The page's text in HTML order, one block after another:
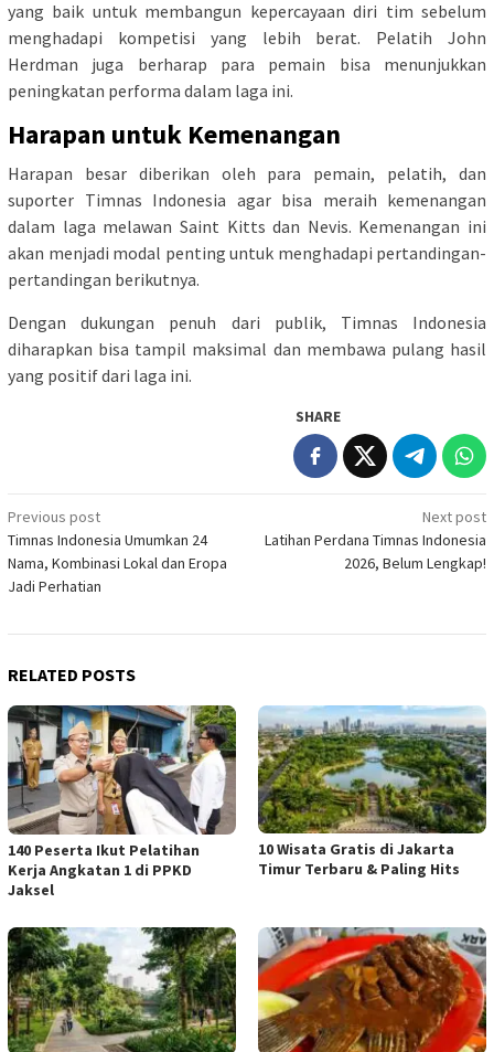
yang baik untuk membangun kepercayaan diri tim sebelum
menghadapi kompetisi yang lebih berat. Pelatih John
Herdman juga berharap para pemain bisa menunjukkan
peningkatan performa dalam laga ini.
Harapan untuk Kemenangan
Harapan besar diberikan oleh para pemain, pelatih, dan
suporter Timnas Indonesia agar bisa meraih kemenangan
dalam laga melawan Saint Kitts dan Nevis. Kemenangan ini
akan menjadi modal penting untuk menghadapi pertandingan-
pertandingan berikutnya.
Dengan dukungan penuh dari publik, Timnas Indonesia
diharapkan bisa tampil maksimal dan membawa pulang hasil
yang positif dari laga ini.
SHARE
Post
navigation
Previous post
Timnas Indonesia Umumkan 24
Nama, Kombinasi Lokal dan Eropa
Jadi Perhatian
Next post
Latihan Perdana Timnas Indonesia
2026, Belum Lengkap!
RELATED POSTS
140 Peserta Ikut Pelatihan
Kerja Angkatan 1 di PPKD
Jaksel
10 Wisata Gratis di Jakarta
Timur Terbaru & Paling Hits